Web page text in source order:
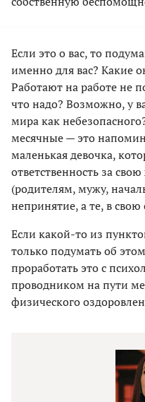
Если это о вас, то
именно для вас? Какие
Работают на работе не
что надо? Возможно, у
мира как
месячные — это
маленькая девочка,
ответственность за
(родителям, мужу,
непринятие, а те, в
Если какой-то из
только подумать об
проработать это с
проводником на пути
физического